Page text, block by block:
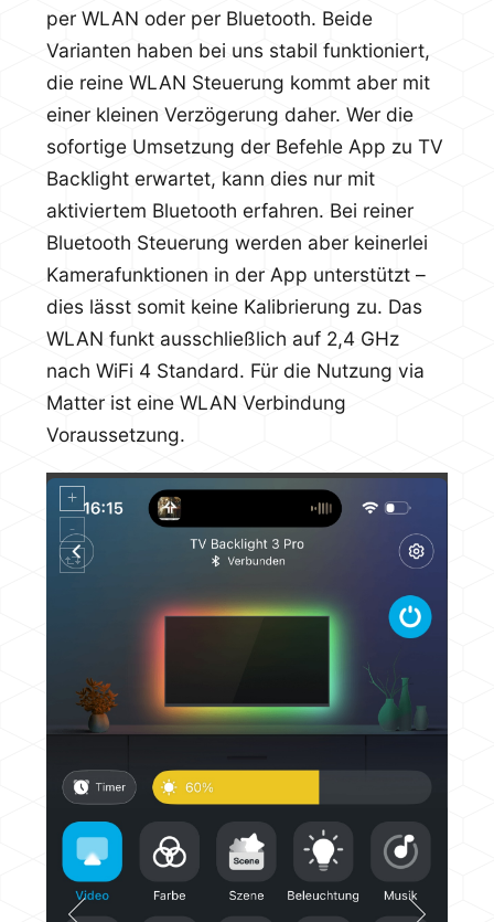
per WLAN oder per Bluetooth. Beide
Varianten haben bei uns stabil funktioniert,
die reine WLAN Steuerung kommt aber mit
einer kleinen Verzögerung daher. Wer die
sofortige Umsetzung der Befehle App zu TV
Backlight erwartet, kann dies nur mit
aktiviertem Bluetooth erfahren. Bei reiner
Bluetooth Steuerung werden aber keinerlei
Kamerafunktionen in der App unterstützt –
dies lässt somit keine Kalibrierung zu. Das
WLAN funkt ausschließlich auf 2,4 GHz
nach WiFi 4 Standard. Für die Nutzung via
Matter ist eine WLAN Verbindung
Voraussetzung.